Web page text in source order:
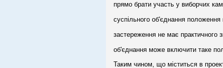
прямо брати участь у виборчих
суспільного об'єднання
застереження не має
об'єднання може включити таке
Таким чином, що міститься в